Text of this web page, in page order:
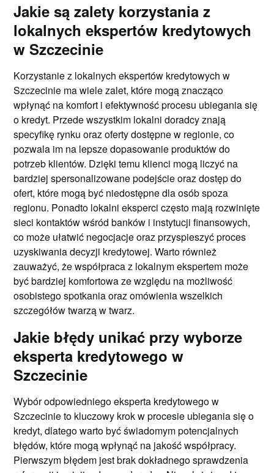
Jakie są zalety korzystania z
lokalnych ekspertów kredytowych
w Szczecinie
Korzystanie z lokalnych ekspertów kredytowych w
Szczecinie ma wiele zalet, które mogą znacząco
wpłynąć na komfort i efektywność procesu ubiegania się
o kredyt. Przede wszystkim lokalni doradcy znają
specyfikę rynku oraz oferty dostępne w regionie, co
pozwala im na lepsze dopasowanie produktów do
potrzeb klientów. Dzięki temu klienci mogą liczyć na
bardziej spersonalizowane podejście oraz dostęp do
ofert, które mogą być niedostępne dla osób spoza
regionu. Ponadto lokalni eksperci często mają rozwinięte
sieci kontaktów wśród banków i instytucji finansowych,
co może ułatwić negocjacje oraz przyspieszyć proces
uzyskiwania decyzji kredytowej. Warto również
zauważyć, że współpraca z lokalnym ekspertem może
być bardziej komfortowa ze względu na możliwość
osobistego spotkania oraz omówienia wszelkich
szczegółów twarzą w twarz.
Jakie błędy unikać przy wyborze
eksperta kredytowego w
Szczecinie
Wybór odpowiedniego eksperta kredytowego w
Szczecinie to kluczowy krok w procesie ubiegania się o
kredyt, dlatego warto być świadomym potencjalnych
błędów, które mogą wpłynąć na jakość współpracy.
Pierwszym błędem jest brak dokładnego sprawdzenia